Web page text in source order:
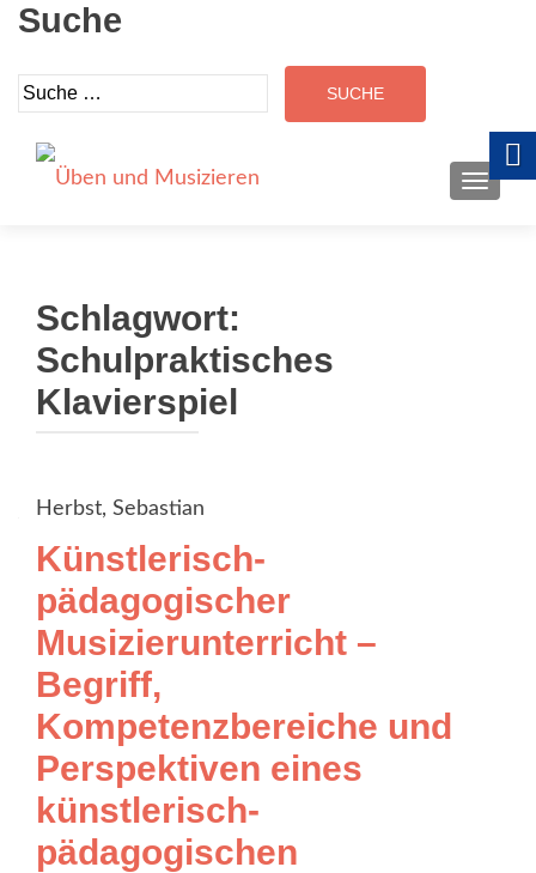
Suche
Suche
nach:
Schlagwort:
Schulpraktisches
Klavierspiel
Herbst, Sebastian
Künstlerisch-
pädagogischer
Musizierunterricht –
Begriff,
Kompetenzbereiche und
Perspektiven eines
künstlerisch-
pädagogischen